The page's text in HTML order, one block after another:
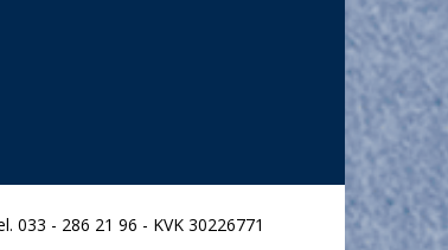
033 - 286 21 96 - KVK 30226771